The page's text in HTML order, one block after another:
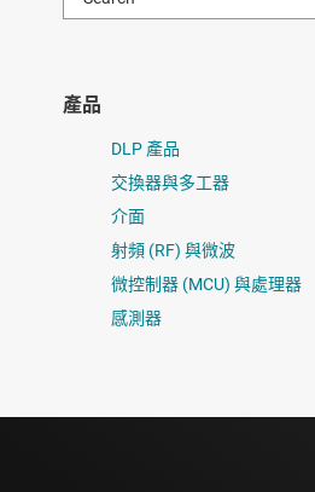
產品
DLP 產品
交換器與多工器
介面
射頻 (RF) 與微波
微控制器 (MCU) 與處理器
感測器